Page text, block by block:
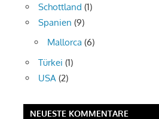
Schottland (1)
Spanien (9)
Mallorca (6)
Türkei (1)
USA (2)
NEUESTE KOMMENTARE